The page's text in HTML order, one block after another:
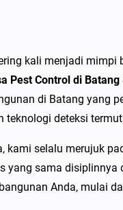
kali menjadi
Pest Control di
di Batang yang
teknologi deteksi
kami selalu merujuk
yang sama
Anda, mulai